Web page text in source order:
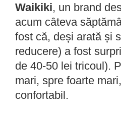
Waikiki, un brand
acum câteva
fost că, deși arată și
reducere) a fost
de 40-50 lei tricoul).
mari, spre foarte
confortabil.